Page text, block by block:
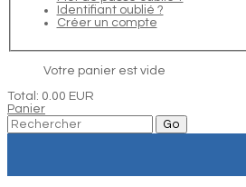
Identifiant oublié ?
Créer un compte
Votre panier est vide
Total: 0.00 EUR
Panier